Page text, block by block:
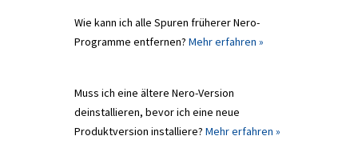
Wie kann ich alle Spuren früherer Nero-
Programme entfernen? Mehr erfahren »
Muss ich eine ältere Nero-Version
deinstallieren, bevor ich eine neue
Produktversion installiere? Mehr erfahren »